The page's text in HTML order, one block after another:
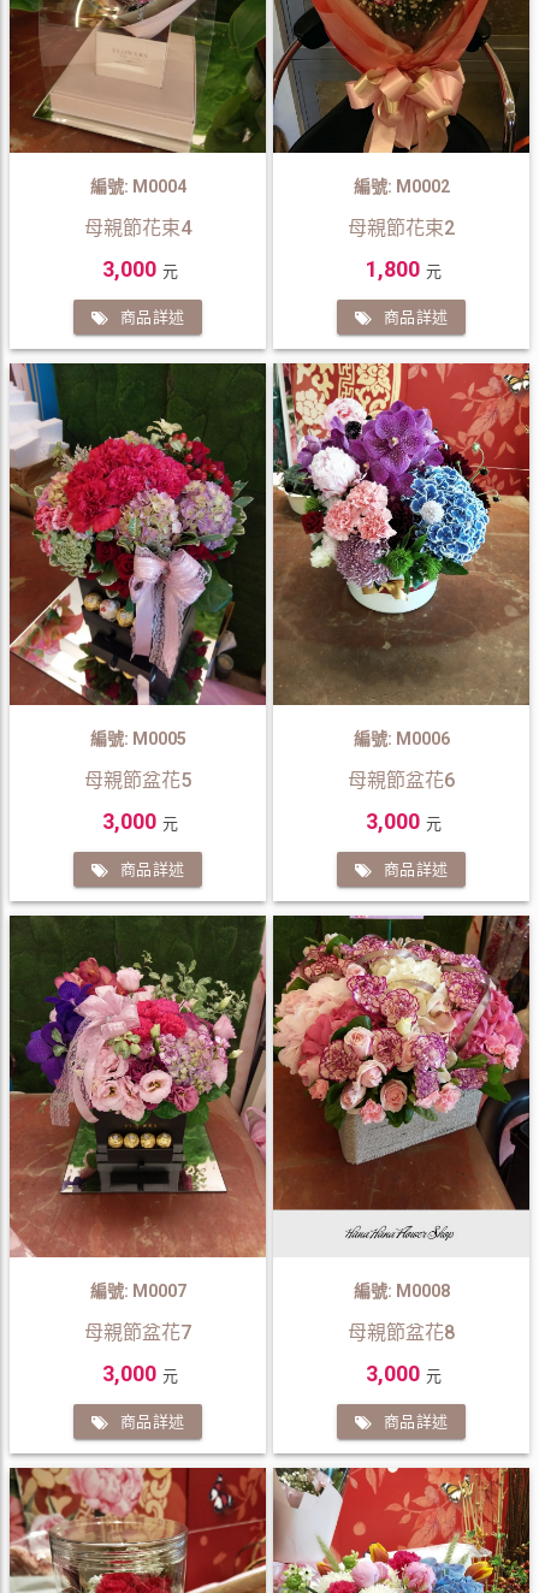
編號: M0004
母親節花束4
3,000 元
商品詳述
編號: M0002
母親節花束2
1,800 元
商品詳述
編號: M0005
母親節盆花5
3,000 元
商品詳述
編號: M0006
母親節盆花6
3,000 元
商品詳述
編號: M0007
母親節盆花7
3,000 元
商品詳述
編號: M0008
母親節盆花8
3,000 元
商品詳述